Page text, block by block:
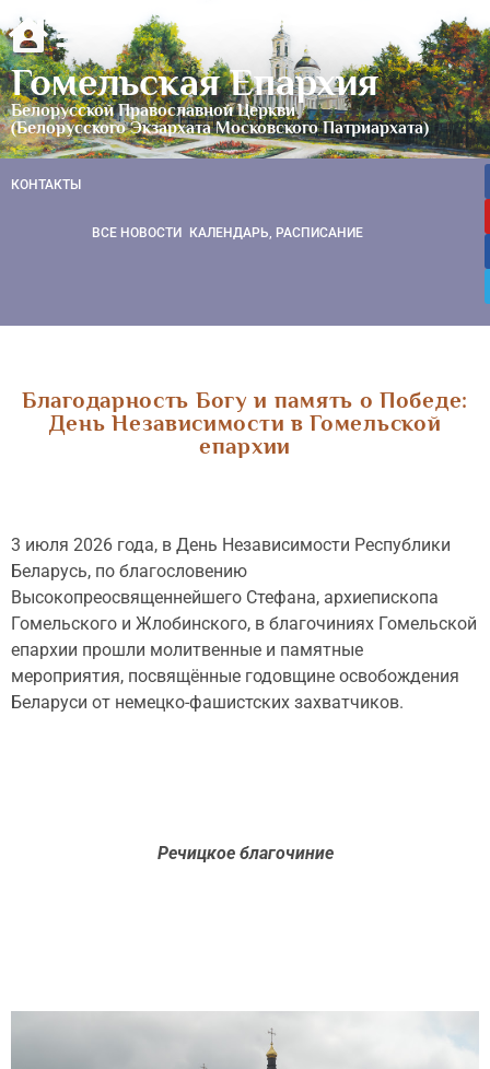
Гомельская Епархия
Белорусской Православной Церкви
(Белорусского Экзархата Московского Патриархата)
КОНТАКТЫ
ВСЕ НОВОСТИ КАЛЕНДАРЬ, РАСПИСАНИЕ
Благодарность Богу и память о Победе:
День Независимости в Гомельской
епархии
3 июля 2026 года, в День Независимости Республики
Беларусь, по благословению
Высокопреосвященнейшего Стефана, архиепископа
Гомельского и Жлобинского, в благочиниях Гомельской
епархии прошли молитвенные и памятные
мероприятия, посвящённые годовщине освобождения
Беларуси от немецко-фашистских захватчиков.
Речицкое благочиние